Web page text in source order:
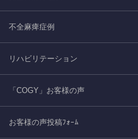
不全麻痺症例
リハビリテーション
「COGY」お客様の声
お客様の声投稿ﾌｫｰﾑ